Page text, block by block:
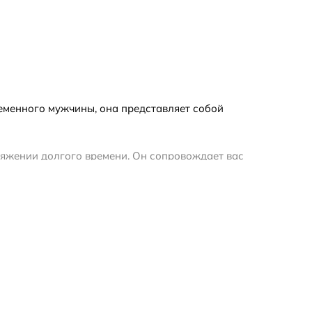
мужчины, она представляет собой
долгого времени. Он сопровождает вас